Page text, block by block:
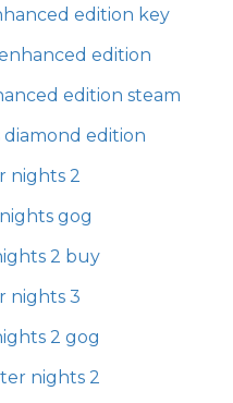
edition key
edition
edition steam
edition
nights 2
gog
2 buy
nights 3
2 gog
nights 2